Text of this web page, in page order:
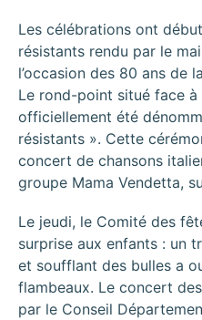
Les célébrations ont
résistants rendu par le
l’occasion des 80 ans de
Le rond-point situé face à
officiellement été
résistants ». Cette
concert de chansons
groupe Mama Vendetta,
Le jeudi, le Comité des
surprise aux enfants : un
et soufflant des bulles a
flambeaux. Le concert
par le Conseil